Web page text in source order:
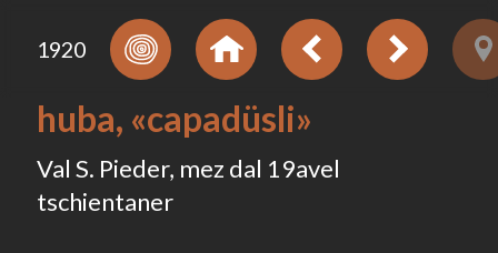
1920
huba, «capadüsli»
Val S. Pieder, mez dal 19avel
tschientaner